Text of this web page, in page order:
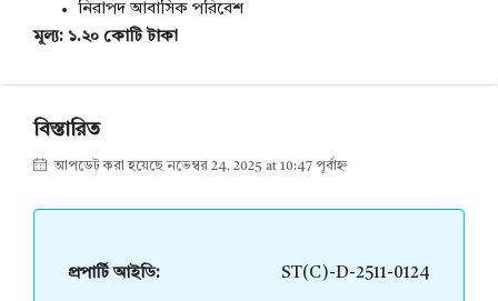
নিরাপদ আবাসিক পরিবেশ
মূল্য: ১.২০ কোটি টাকা
বিস্তারিত
আপডেট করা হয়েছে নভেম্বর 24, 2025 at 10:47 পূর্বাহ্ন
প্রপার্টি আইডি: ST(C)-D-2511-0124